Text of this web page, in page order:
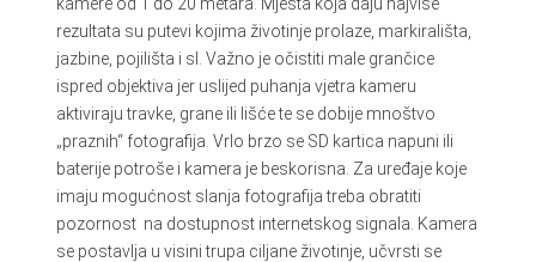
rezultata su putevi kojima životinje prolaze, markirališta,
jazbine, pojilišta i sl. Važno je očistiti male grančice
ispred objektiva jer uslijed puhanja vjetra kameru
aktiviraju travke, grane ili lišće te se dobije mnoštvo
„praznih“ fotografija. Vrlo brzo se SD kartica napuni ili
baterije potroše i kamera je beskorisna. Za uređaje koje
imaju mogućnost slanja fotografija treba obratiti
pozornost na dostupnost internetskog signala. Kamera
se postavlja u visini trupa ciljane životinje, učvrsti se